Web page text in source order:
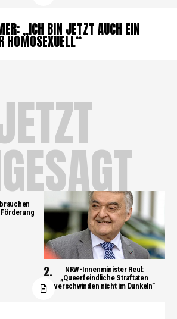
„ICH BIN JETZT AUCH EIN
HOMOSEXUELL“
NRW-Innenminister Reul:
„Queerfeindliche Straftaten
verschwinden nicht im Dunkeln”